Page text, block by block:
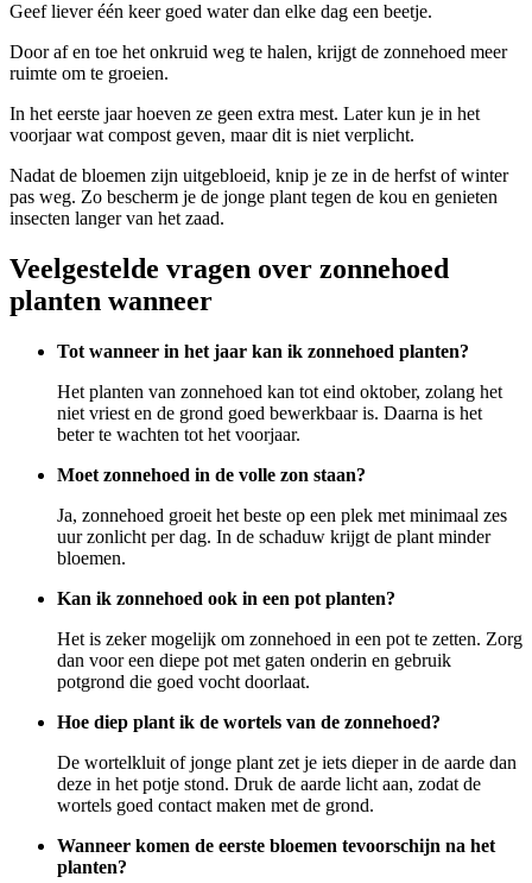
Geef liever één keer goed water dan elke dag een beetje.
Door af en toe het onkruid weg te halen, krijgt de zonnehoed meer
ruimte om te groeien.
In het eerste jaar hoeven ze geen extra mest. Later kun je in het
voorjaar wat compost geven, maar dit is niet verplicht.
Nadat de bloemen zijn uitgebloeid, knip je ze in de herfst of winter
pas weg. Zo bescherm je de jonge plant tegen de kou en genieten
insecten langer van het zaad.
Veelgestelde vragen over zonnehoed
planten wanneer
Tot wanneer in het jaar kan ik zonnehoed planten?
Het planten van zonnehoed kan tot eind oktober, zolang het
niet vriest en de grond goed bewerkbaar is. Daarna is het
beter te wachten tot het voorjaar.
Moet zonnehoed in de volle zon staan?
Ja, zonnehoed groeit het beste op een plek met minimaal zes
uur zonlicht per dag. In de schaduw krijgt de plant minder
bloemen.
Kan ik zonnehoed ook in een pot planten?
Het is zeker mogelijk om zonnehoed in een pot te zetten. Zorg
dan voor een diepe pot met gaten onderin en gebruik
potgrond die goed vocht doorlaat.
Hoe diep plant ik de wortels van de zonnehoed?
De wortelkluit of jonge plant zet je iets dieper in de aarde dan
deze in het potje stond. Druk de aarde licht aan, zodat de
wortels goed contact maken met de grond.
Wanneer komen de eerste bloemen tevoorschijn na het
planten?